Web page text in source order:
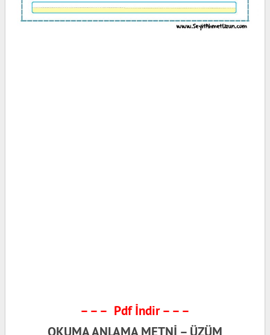
– – – Pdf İndir – – –
OKUMA ANLAMA METNİ – ÜZÜM